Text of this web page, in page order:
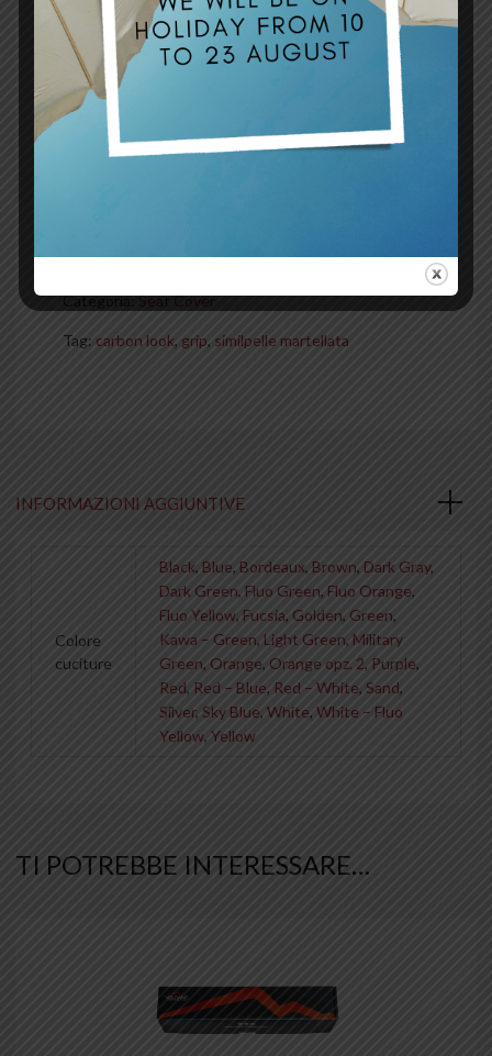
Richiedi un preventivo Scrivici
CONDIVIDI (0)
COD:D021A
Categoria:Seat Cover
Tag: carbon look, grip, similpelle martellata
INFORMAZIONI AGGIUNTIVE
Colore
cuciture
Black, Blue, Bordeaux, Brown, Dark Gray,
Dark Green, Fluo Green, Fluo Orange,
Fluo Yellow, Fucsia, Golden, Green,
Kawa – Green, Light Green, Military
Green, Orange, Orange opz. 2, Purple,
Red, Red – Blue, Red – White, Sand,
Silver, Sky Blue, White, White – Fluo
Yellow, Yellow
TI POTREBBE INTERESSARE…